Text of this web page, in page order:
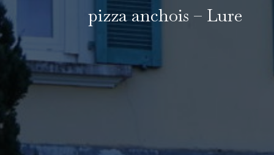
pizza anchois – Lure